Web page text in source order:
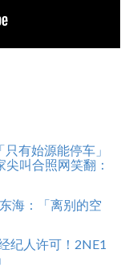
有始源能停车」
叫合照网笑翻：
海：「离别的空
纪人许可！2NE1